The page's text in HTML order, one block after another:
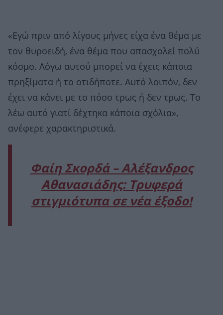
«Εγώ πριν από λίγους μήνες είχα ένα θέμα με
τον θυροειδή, ένα θέμα που απασχολεί πολύ
κόσμο. Λόγω αυτού μπορεί να έχεις κάποια
πρηξίματα ή το οτιδήποτε. Αυτό λοιπόν, δεν
έχει να κάνει με το πόσο τρως ή δεν τρως. Το
λέω αυτό γιατί δέχτηκα κάποια σχόλια»,
ανέφερε χαρακτηριστικά.
Φαίη Σκορδά – Αλέξανδρος
Αθανασιάδης: Τρυφερά
στιγμιότυπα σε νέα έξοδο!